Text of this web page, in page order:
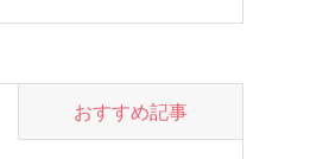
おすすめ記事